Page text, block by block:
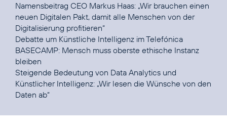
Namensbeitrag CEO Markus Haas: „Wir brauchen einen
neuen Digitalen Pakt, damit alle Menschen von der
Digitalisierung profitieren“
Debatte um Künstliche Intelligenz im Telefónica
BASECAMP: Mensch muss oberste ethische Instanz
bleiben
Steigende Bedeutung von Data Analytics und
Künstlicher Intelligenz: „Wir lesen die Wünsche von den
Daten ab“